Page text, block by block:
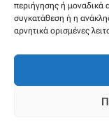
περιήγησης ή μοναδικά
συγκατάθεση ή η
αρνητικά ορισμένες